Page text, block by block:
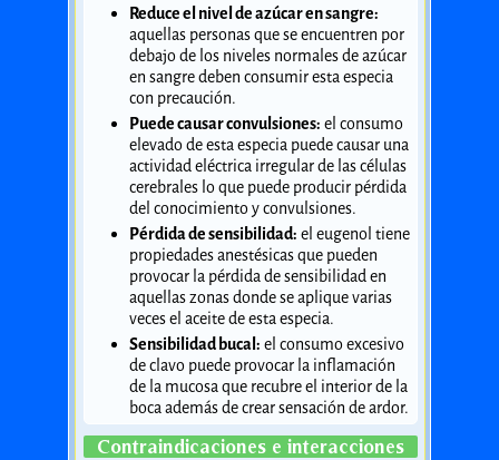
Reduce el nivel de azúcar en sangre:
aquellas personas que se encuentren por
debajo de los niveles normales de azúcar
en sangre deben consumir esta especia
con precaución.
Puede causar convulsiones: el consumo
elevado de esta especia puede causar una
actividad eléctrica irregular de las células
cerebrales lo que puede producir pérdida
del conocimiento y convulsiones.
Pérdida de sensibilidad: el eugenol tiene
propiedades anestésicas que pueden
provocar la pérdida de sensibilidad en
aquellas zonas donde se aplique varias
veces el aceite de esta especia.
Sensibilidad bucal: el consumo excesivo
de clavo puede provocar la inflamación
de la mucosa que recubre el interior de la
boca además de crear sensación de ardor.
Contraindicaciones e interacciones